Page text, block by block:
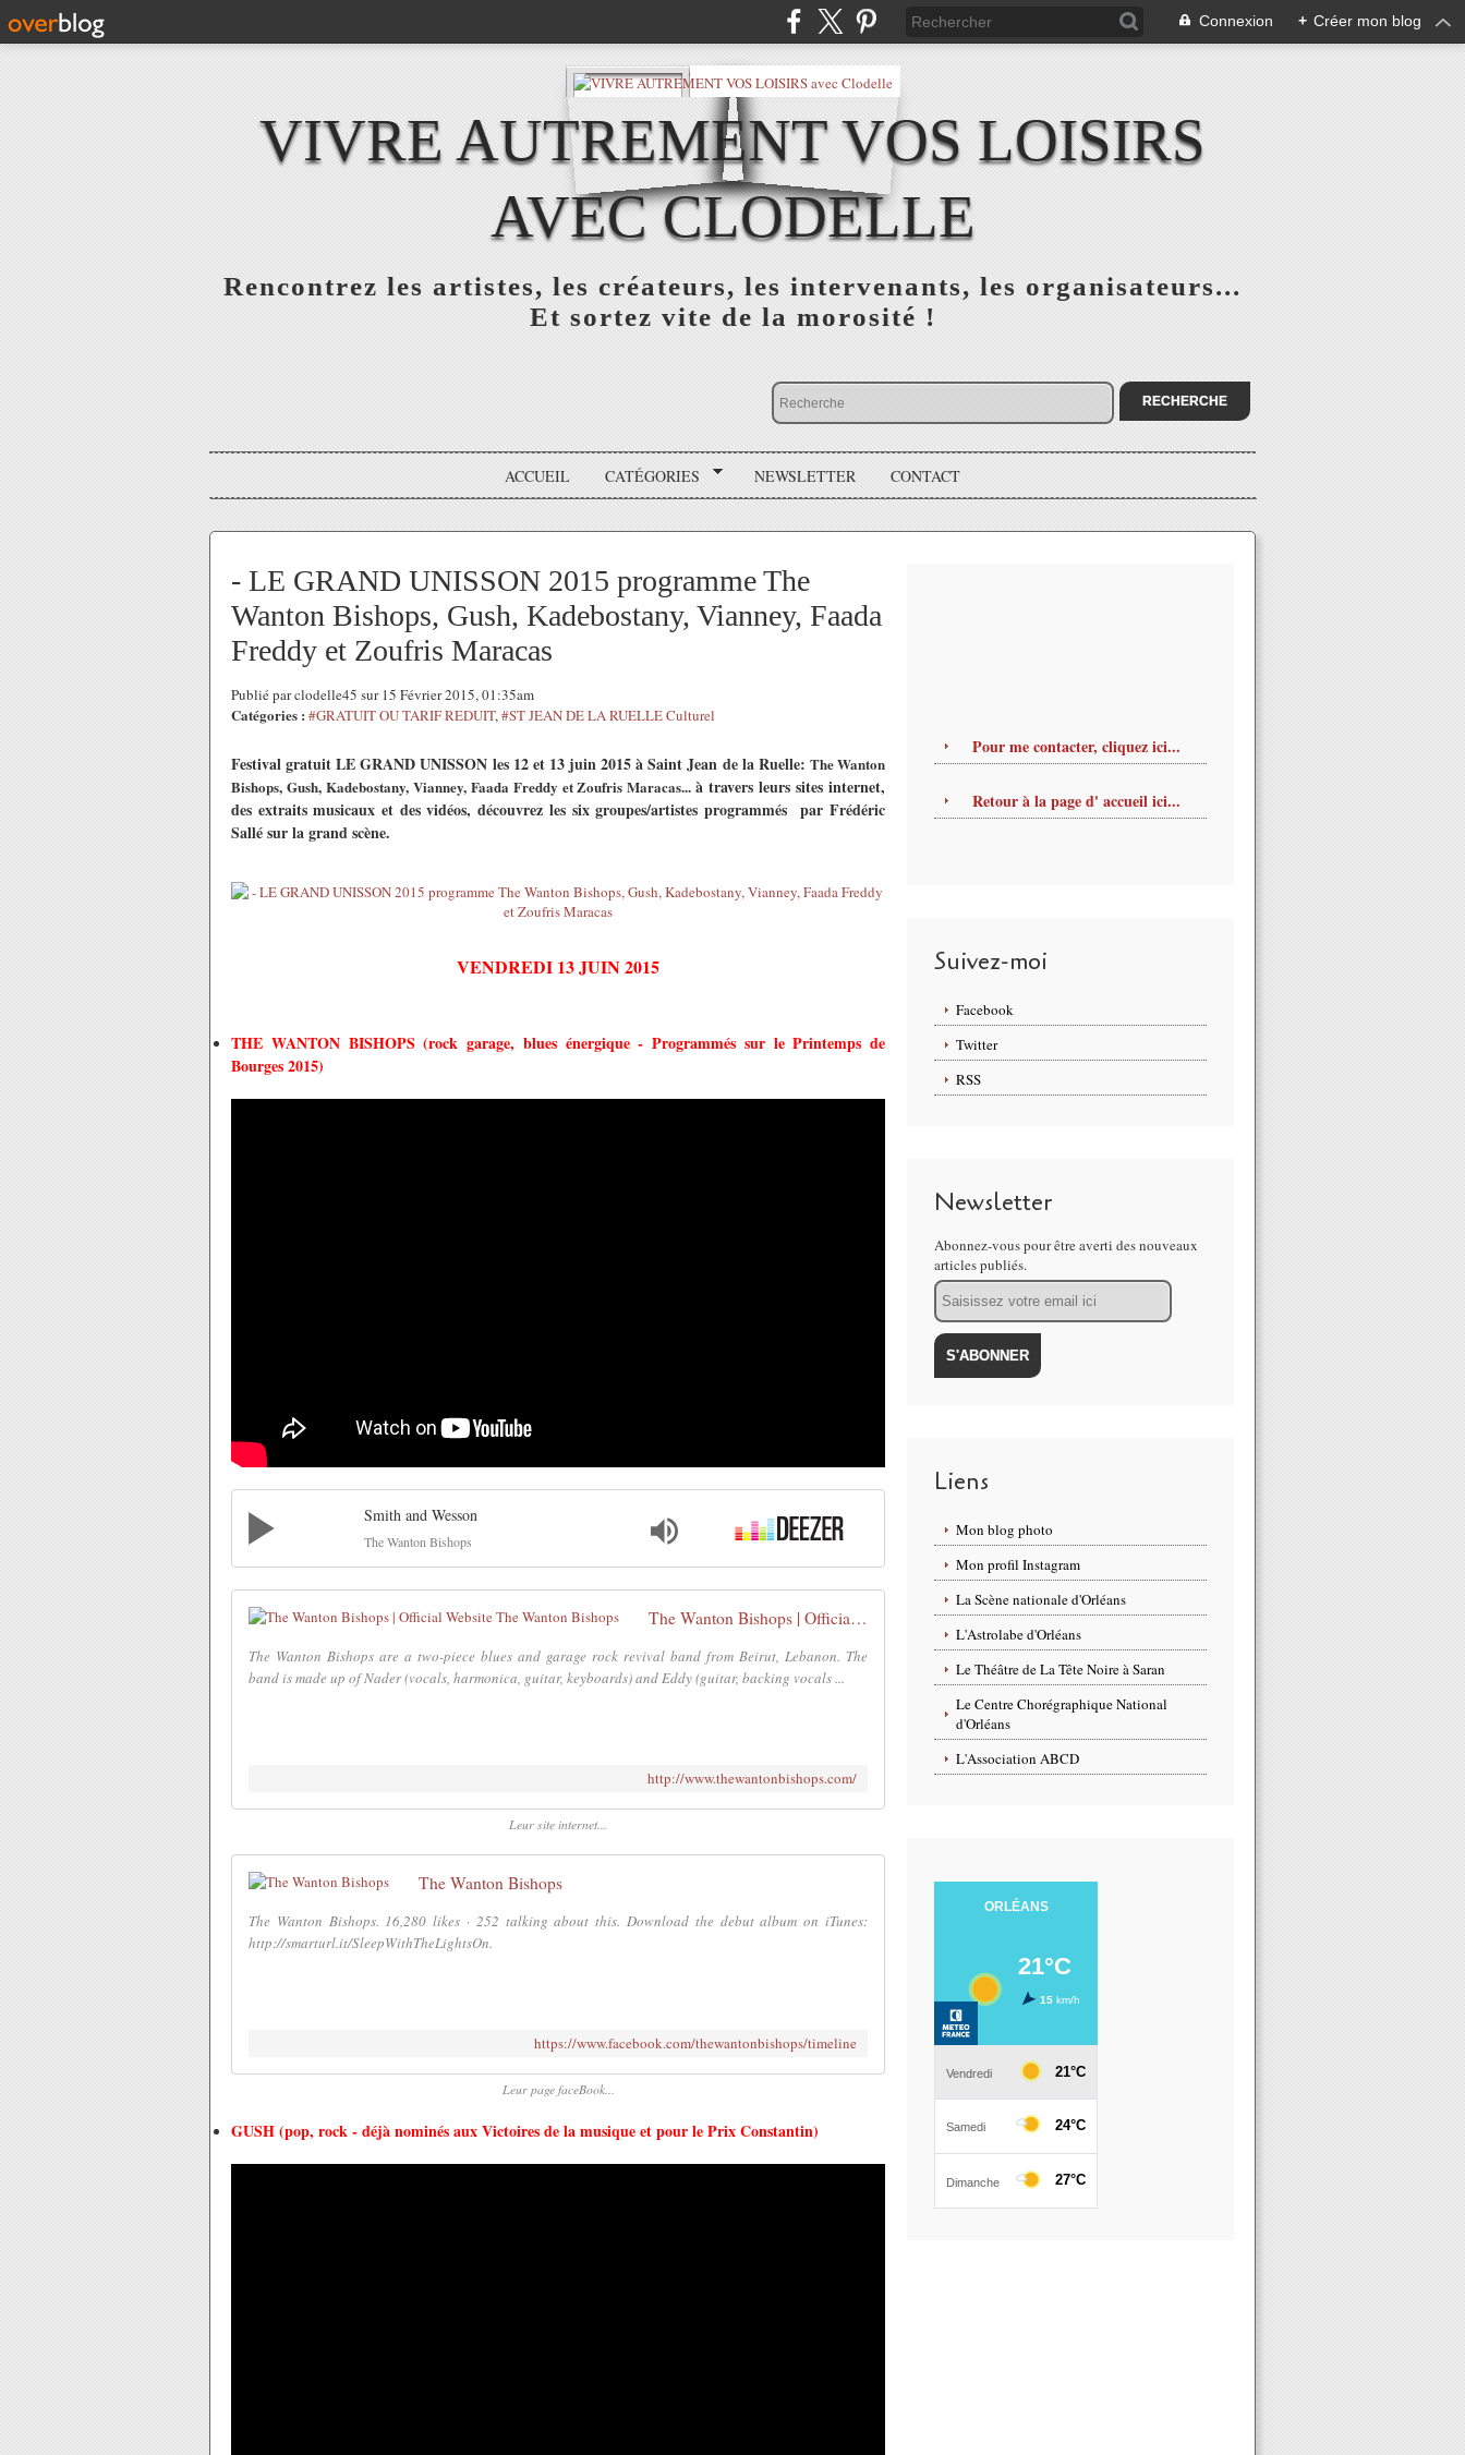
Connexion + Créer mon blog
VIVRE AUTREMENT VOS LOISIRS
AVEC CLODELLE
Rencontrez les artistes, les créateurs, les intervenants, les organisateurs...
Et sortez vite de la morosité !
ACCUEIL CATÉGORIES NEWSLETTER CONTACT
- LE GRAND UNISSON 2015 programme The
Wanton Bishops, Gush, Kadebostany, Vianney, Faada
Freddy et Zoufris Maracas
Publié par clodelle45 sur 15 Février 2015, 01:35am
Catégories : #GRATUIT OU TARIF REDUIT,#ST JEAN DE LA RUELLE Culturel
Festival gratuit LE GRAND UNISSON les 12 et 13 juin 2015à Saint Jean de la Ruelle: The Wanton
Bishops, Gush, Kadebostany, Vianney, Faada Freddy et Zoufris Maracas... à travers leurs sites internet,
des extraits musicaux et des vidéos, découvrez les six groupes/artistes programmés par Frédéric
Sallé sur la grand scène.
VENDREDI 13 JUIN 2015
THE WANTON BISHOPS (rock garage, blues énergique - Programmés sur le Printemps de
Bourges 2015)
Smith and Wesson
The Wanton Bishops
The Wanton Bishops | Official Website The Wanton Bishops
The Wanton Bishops are a two-piece blues and garage rock revival band from Beirut, Lebanon. The
band is made up of Nader (vocals, harmonica, guitar, keyboards) and Eddy (guitar, backing vocals ...
http://www.thewantonbishops.com/
Leur site internet...
The Wanton Bishops
The Wanton Bishops. 16,280 likes · 252 talking about this. Download the debut album on iTunes:
http://smarturl.it/SleepWithTheLightsOn.
https://www.facebook.com/thewantonbishops/timeline
Leur page faceBook...
GUSH (pop, rock - déjà nominés aux Victoires de la musique et pour le Prix Constantin)
Pour me contacter, cliquez ici...
Retour à la page d' accueil ici...
Suivez-moi
Facebook
Twitter
RSS
Newsletter
Abonnez-vous pour être averti des nouveaux
articles publiés.
Email
Liens
Mon blog photo
Mon profil Instagram
La Scène nationale d'Orléans
L'Astrolabe d'Orléans
Le Théâtre de La Tête Noire à Saran
Le Centre Chorégraphique National
d'Orléans
L'Association ABCD